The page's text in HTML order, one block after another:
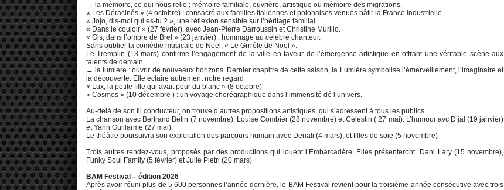
→ la mémoire, ce qui nous relie ; mémoire familiale, ouvrière, artistique ou mémoire des migrations.
« Les Déracinés » (4 octobre) : consacré aux familles italiennes et polonaises venues bâtir la France industrielle.
« Jojo, dis-moi qui es-tu ? », une réflexion sensible sur l’héritage familial.
« Dans le couloir » (27 février), avec Jean-Pierre Darroussin et Christine Murillo.
« Gis, dans l’ombre de Brel » (23 janvier) : hommage au célèbre chanteur.
Sans oublier la comédie musicale de Noël, « Le Grrrôle de Noël ».
Le Tremplin (13 mars) confirme l’engagement de la ville en faveur de l’émergence artistique en offrant une véritable scène aux
talents de demain.
→ la lumière : ouvrir de nouveaux horizons. Dernier chapitre de cette saison, la Lumière symbolise l’émerveillement, l’imaginaire et
la découverte. Elle éclaire autrement notre regard
« Lux, la petite fille qui avait peur du blanc » (8 octobre)
« Cosmos » (10 décembre ) : un voyage chorégraphique dans l’immensité dé l’univers.
Au-delà de son fil conducteur, on trouve d’autres propositions artistiques qui s’adressent à tous les publics.
La chanson avec Bertrand Belin (7 novembre), Louise Combier (28 novembre) et Célestin ( 27 mai). L’humour avc D’jal (19 janvier)
et Yann Guillarme (27 mai).
Le théâtre poursuivra son exploration des parcours humain avec Denali (4 mars), et filles de soie (5 novembre)
Trois autres rendez-vous, proposés par des productions qui louent l’Embarcadère. Elles présenteront Dani Lary (15 novembre),
Funky Soul Family (5 février) et Julie Pietri (20 mars)
BAM Festival – édition 2026
Après avoir réuni plus de 5 600 personnes l’année dernière, le BAM Festival revient pour la troisième année consécutive avec trois